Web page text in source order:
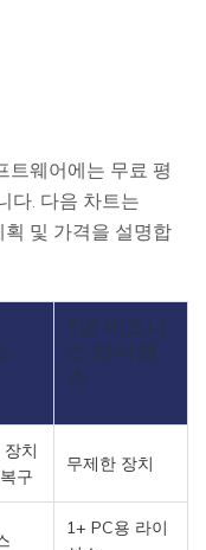
트웨어에는 무료 평
다. 다음 차트는
및 가격을 설명합
1년 비즈니
스 라이센
스
치
구
무제한 장치
1+ PC용 라이